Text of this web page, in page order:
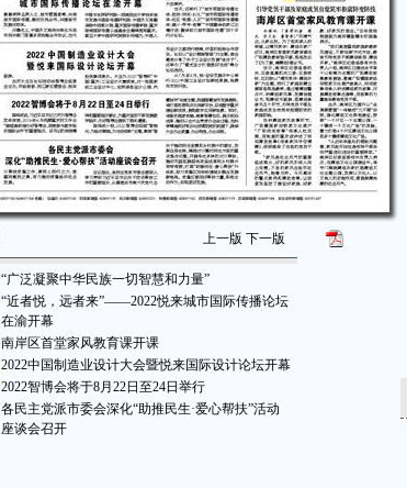
上一版 下一版
“广泛凝聚中华民族一切智慧和力量”
“近者悦，远者来”——2022悦来城市国际传播论坛
在渝开幕
南岸区首堂家风教育课开课
2022中国制造业设计大会暨悦来国际设计论坛开幕
2022智博会将于8月22日至24日举行
各民主党派市委会深化“助推民生·爱心帮扶”活动
座谈会召开